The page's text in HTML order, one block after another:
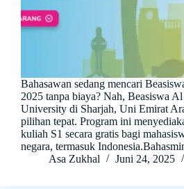
Bahasawan sedang mencari
2025 tanpa biaya? Nah, Beasiswa
University di Sharjah, Uni Emirat
pilihan tepat. Program ini
kuliah S1 secara gratis bagi
negara, termasuk
Asa Zukhal
Juni 24, 2025